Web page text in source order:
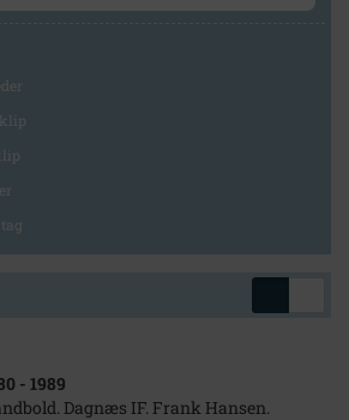
- 1989
Dagnæs IF. Frank Hansen.